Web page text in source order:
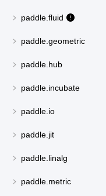
paddle.fluid
paddle.geometric
paddle.hub
paddle.incubate
paddle.io
paddle.jit
paddle.linalg
paddle.metric